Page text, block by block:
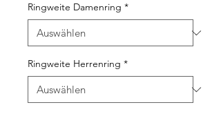
Ringweite Damenring *
Ringweite Herrenring *